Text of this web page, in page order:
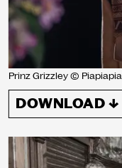
Prinz Grizzley © Piapiapia
DOWNLOAD ↓